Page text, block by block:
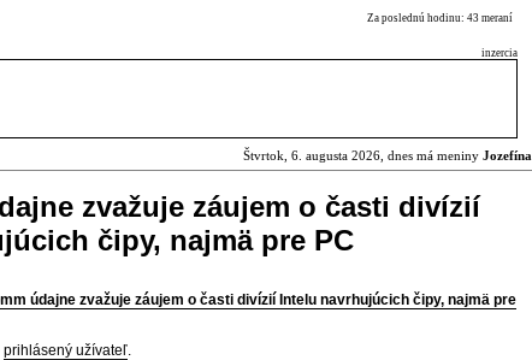
Za poslednú hodinu: 43 meraní
inzercia
Štvrtok, 6. augusta 2026, dnes má meniny Jozefína
zvažuje záujem o časti divízií
čipy, najmä pre PC
údajne zvažuje záujem o časti divízií Intelu navrhujúcich čipy, najmä pre
prihlásený užívateľ.